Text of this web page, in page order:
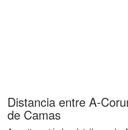
Distancia entre A-
de Camas